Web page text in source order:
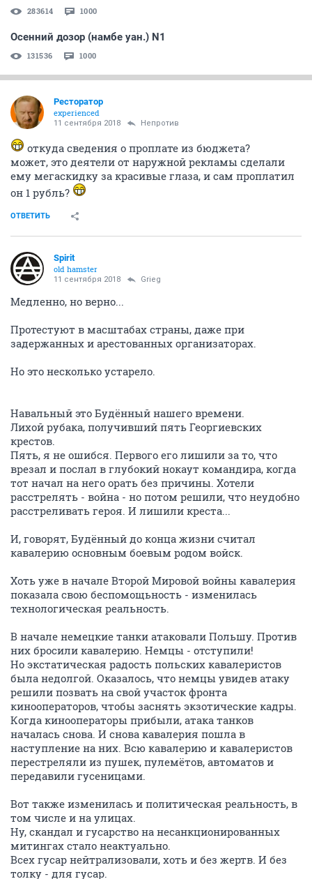
283614 1000
Осенний дозор (намбе уан.) N1
131536 1000
Ресторатор
experienced
11 сентября 2018 Непротив
откуда сведения о проплате из бюджета?
может, это деятели от наружной рекламы сделали
ему мегаскидку за красивые глаза, и сам проплатил
он 1 рубль?
ОТВЕТИТЬ
Spirit
old hamster
11 сентября 2018 Grieg
Медленно, но верно...
Протестуют в масштабах страны, даже при
задержанных и арестованных организаторах.
Но это несколько устарело.
Навальный это Будённый нашего времени.
Лихой рубака, получивший пять Георгиевских
крестов.
Пять, я не ошибся. Первого его лишили за то, что
врезал и послал в глубокий нокаут командира, когда
тот начал на него орать без причины. Хотели
расстрелять - война - но потом решили, что неудобно
расстреливать героя. И лишили креста...
И, говорят, Будённый до конца жизни считал
кавалерию основным боевым родом войск.
Хоть уже в начале Второй Мировой войны кавалерия
показала свою беспомощьность - изменилась
технологическая реальность.
В начале немецкие танки атаковали Польшу. Против
них бросили кавалерию. Немцы - отступили!
Но экстатическая радость польских кавалеристов
была недолгой. Оказалось, что немцы увидев атаку
решили позвать на свой участок фронта
кинооператоров, чтобы заснять экзотические кадры.
Когда кинооператоры прибыли, атака танков
началась снова. И снова кавалерия пошла в
наступление на них. Всю кавалерию и кавалеристов
перестреляли из пушек, пулемётов, автоматов и
передавили гусеницами.
Вот также изменилась и политическая реальность, в
том числе и на улицах.
Ну, скандал и гусарство на несанкционированных
митингах стало неактуально.
Всех гусар нейтрализовали, хоть и без жертв. И без
толку - для гусар.